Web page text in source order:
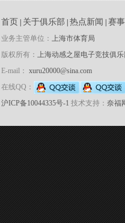
首页 关于俱乐部 热点新闻 赛
业务主管单位： 上海市体育局
版权所有： 上海动感之屋电子竞技俱乐
E-mail： xuru20000@sina.com
在线QQ：
沪ICP备10044335号-1 技术支持： 奈福